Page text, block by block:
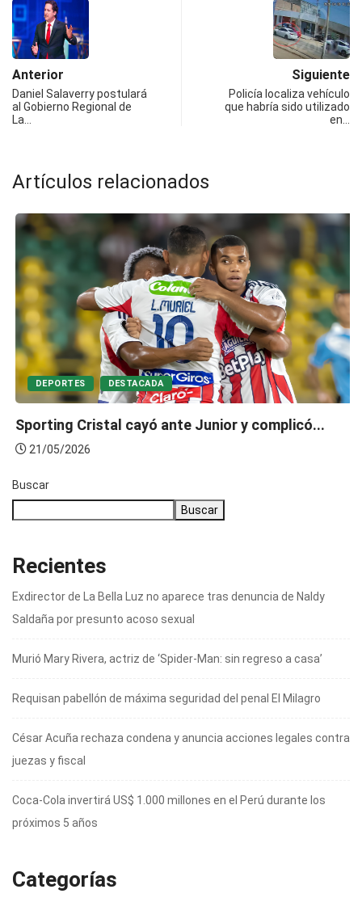
Anterior
Daniel Salaverry postulará
al Gobierno Regional de
La…
Siguiente
Policía localiza vehículo
que habría sido utilizado
en…
Artículos relacionados
DEPORTES DESTACADA
Sporting Cristal cayó ante Junior y complicó...
21/05/2026
Buscar
Buscar
Recientes
Exdirector de La Bella Luz no aparece tras denuncia de Naldy
Saldaña por presunto acoso sexual
Murió Mary Rivera, actriz de ‘Spider-Man: sin regreso a casa’
Requisan pabellón de máxima seguridad del penal El Milagro
César Acuña rechaza condena y anuncia acciones legales contra
juezas y fiscal
Coca-Cola invertirá US$ 1.000 millones en el Perú durante los
próximos 5 años
Categorías